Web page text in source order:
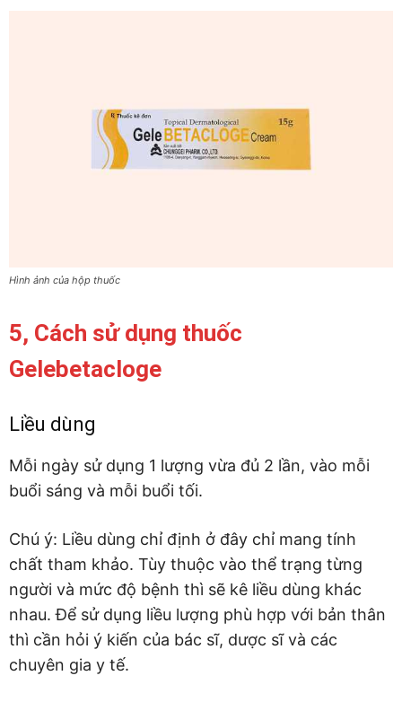
Hình ảnh của hộp thuốc
5, Cách sử dụng thuốc
Gelebetacloge
Liều dùng
Mỗi ngày sử dụng 1 lượng vừa đủ 2 lần, vào mỗi
buổi sáng và mỗi buổi tối.
Chú ý: Liều dùng chỉ định ở đây chỉ mang tính
chất tham khảo. Tùy thuộc vào thể trạng từng
người và mức độ bệnh thì sẽ kê liều dùng khác
nhau. Để sử dụng liều lượng phù hợp với bản thân
thì cần hỏi ý kiến của bác sĩ, dược sĩ và các
chuyên gia y tế.